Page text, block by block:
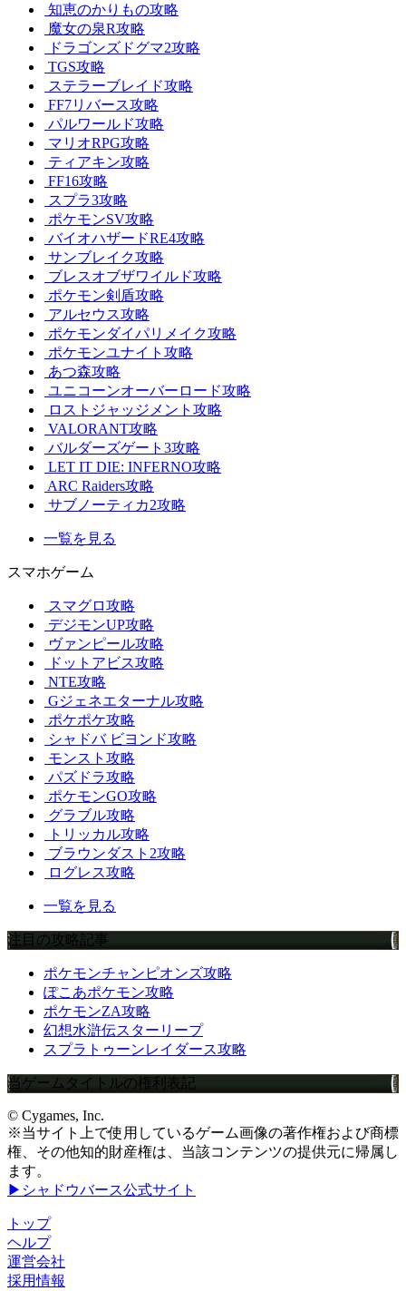
知恵のかりもの攻略
魔女の泉R攻略
ドラゴンズドグマ2攻略
TGS攻略
ステラーブレイド攻略
FF7リバース攻略
パルワールド攻略
マリオRPG攻略
ティアキン攻略
FF16攻略
スプラ3攻略
ポケモンSV攻略
バイオハザードRE4攻略
サンブレイク攻略
ブレスオブザワイルド攻略
ポケモン剣盾攻略
アルセウス攻略
ポケモンダイパリメイク攻略
ポケモンユナイト攻略
あつ森攻略
ユニコーンオーバーロード攻略
ロストジャッジメント攻略
VALORANT攻略
バルダーズゲート3攻略
LET IT DIE: INFERNO攻略
ARC Raiders攻略
サブノーティカ2攻略
一覧を見る
スマホゲーム
スマグロ攻略
デジモンUP攻略
ヴァンピール攻略
ドットアビス攻略
NTE攻略
Gジェネエターナル攻略
ポケポケ攻略
シャドバ ビヨンド攻略
モンスト攻略
パズドラ攻略
ポケモンGO攻略
グラブル攻略
トリッカル攻略
ブラウンダスト2攻略
ログレス攻略
一覧を見る
注目の攻略記事
ポケモンチャンピオンズ攻略
ぽこあポケモン攻略
ポケモンZA攻略
幻想水滸伝スターリープ
スプラトゥーンレイダース攻略
当ゲームタイトルの権利表記
© Cygames, Inc.
※当サイト上で使用しているゲーム画像の著作権および商標
権、その他知的財産権は、当該コンテンツの提供元に帰属し
ます。
▶シャドウバース公式サイト
トップ
ヘルプ
運営会社
採用情報